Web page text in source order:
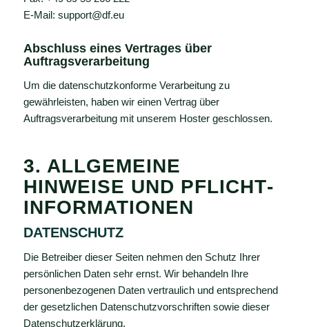
E-Mail: support@df.eu
Abschluss eines Vertrages über
Auftragsverarbeitung
Um die datenschutzkonforme Verarbeitung zu
gewährleisten, haben wir einen Vertrag über
Auftragsverarbeitung mit unserem Hoster geschlossen.
3. ALLGEMEINE
HINWEISE UND PFLICHT­
INFORMATIONEN
DATENSCHUTZ
Die Betreiber dieser Seiten nehmen den Schutz Ihrer
persönlichen Daten sehr ernst. Wir behandeln Ihre
personenbezogenen Daten vertraulich und entsprechend
der gesetzlichen Datenschutzvorschriften sowie dieser
Datenschutzerklärung.